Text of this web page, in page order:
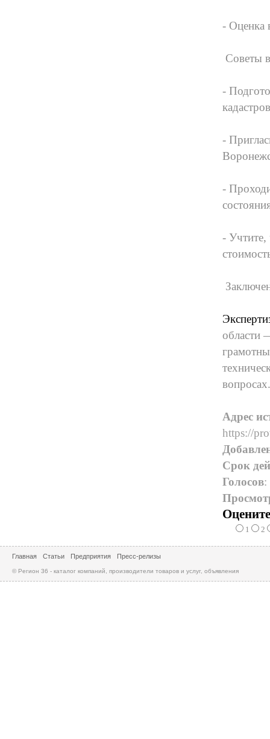
- Оценка
Советы
-
-
-
- Учтите,
области
вопросах.
Адрес
https://
Срок
Голосов:
1 2
Главная Статьи Предприятия Пресс-релизы
© Регион 36 - каталог компаний, производители товаров и услуг, объявления